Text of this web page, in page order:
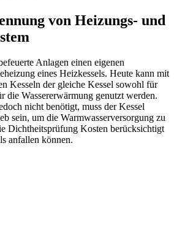
von Heizungs- und
Anlagen einen eigenen
eines Heizkessels. Heute kann mit
Kesseln der gleiche Kessel sowohl für
die Wassererwärmung genutzt werden.
nicht benötigt, muss der Kessel
sein, um die Warmwasserversorgung zu
Dichtheitsprüfung Kosten berücksichtigt
anfallen können.